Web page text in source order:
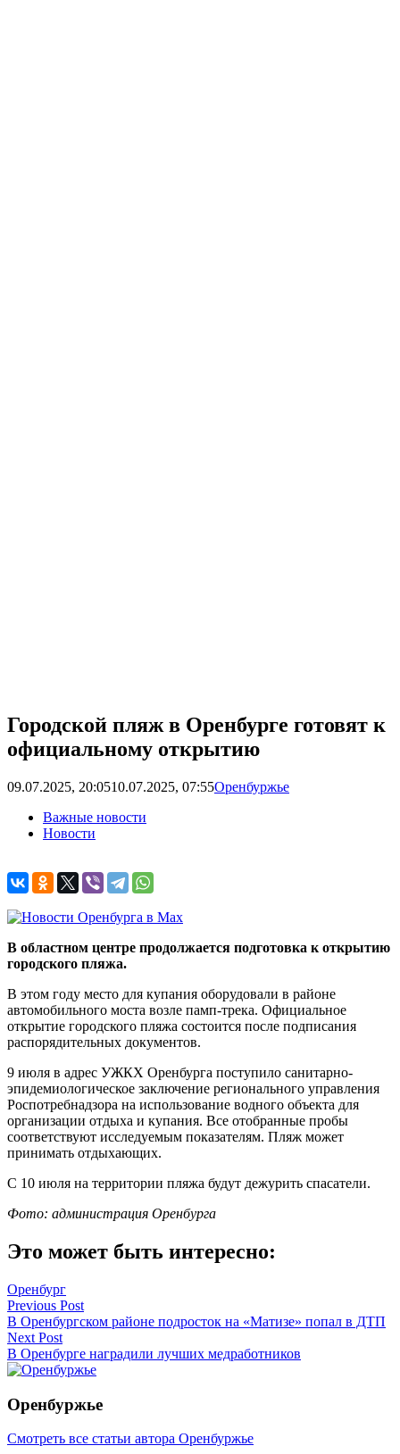
Городской пляж в Оренбурге готовят к
официальному открытию
09.07.2025, 20:0510.07.2025, 07:55Оренбуржье
Важные новости
Новости
В областном центре продолжается подготовка к открытию
городского пляжа.
В этом году место для купания оборудовали в районе
автомобильного моста возле памп-трека. Официальное
открытие городского пляжа состоится после подписания
распорядительных документов.
9 июля в адрес УЖКХ Оренбурга поступило санитарно-
эпидемиологическое заключение регионального управления
Роспотребнадзора на использование водного объекта для
организации отдыха и купания. Все отобранные пробы
соответствуют исследуемым показателям. Пляж может
принимать отдыхающих.
С 10 июля на территории пляжа будут дежурить спасатели.
Фото: администрация Оренбурга
Это может быть интересно:
Оренбург
Навигация
по
записям
Previous Post
В Оренбургском районе подросток на «Матизе» попал в ДТП
Next Post
В Оренбурге наградили лучших медработников
Оренбуржье
Смотреть все статьи автора Оренбуржье